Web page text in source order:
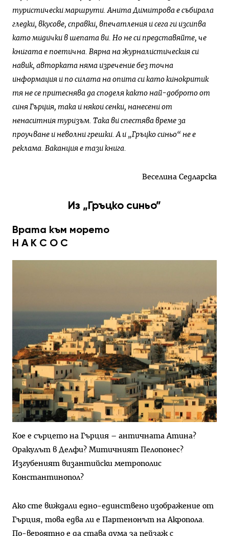
туристически маршрути. Анита Димитрова е събирала
гледки, вкусове, справки, впечатления и сега ги изсипва
като мидички в шепата ви. Но не си представяйте, че
книгата е поетична. Вярна на журналистическия си
навик, авторката няма изречение без точна
информация и по силата на опита си като кинокритик
тя не се притеснява да споделя както най-доброто от
синя Гърция, така и някои сенки, нанесени от
ненаситния туризъм. Така ви спестява време за
проучване и неволни грешки. А и „Гръцко синьо“ не е
реклама. Ваканция е тази книга.
Веселина Седларска
Из „Гръцко синьо”
Врата към морето
Н А К С О С
Кое е сърцето на Гърция – ан­тичната Атина?
Оракулът в Делфи? Митичният Пело­понес?
Изгубеният византийски метрополис
Константинопол?
Ако сте виждали едно-един­ствено изображение от
Гърция, това едва ли е Партенонът на Акропола.
По-вероятно е да става дума за пейзаж с